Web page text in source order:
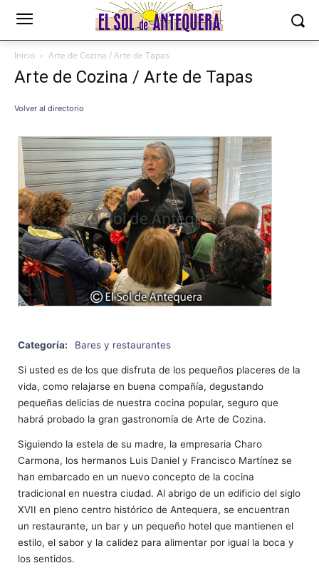
Inicio Arte de Cozina / Arte de Tapas
Arte de Cozina / Arte de Tapas
Volver al directorio
Categoría: Bares y restaurantes
Si usted es de los que disfruta de los pequeños placeres de la
vida, como relajarse en buena compañía, degustando
pequeñas delicias de nuestra cocina popular, seguro que
habrá probado la gran gastronomía de Arte de Cozina.
Siguiendo la estela de su madre, la empresaria Charo
Carmona, los hermanos Luis Daniel y Francisco Martínez se
han embarcado en un nuevo concepto de la cocina
tradicional en nuestra ciudad. Al abrigo de un edificio del siglo
XVII en pleno centro histórico de Antequera, se encuentran
un restaurante, un bar y un pequeño hotel que mantienen el
estilo, el sabor y la calidez para alimentar por igual la boca y
los sentidos.